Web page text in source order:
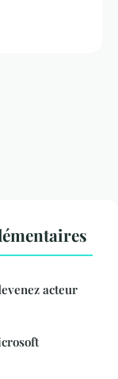
acteur